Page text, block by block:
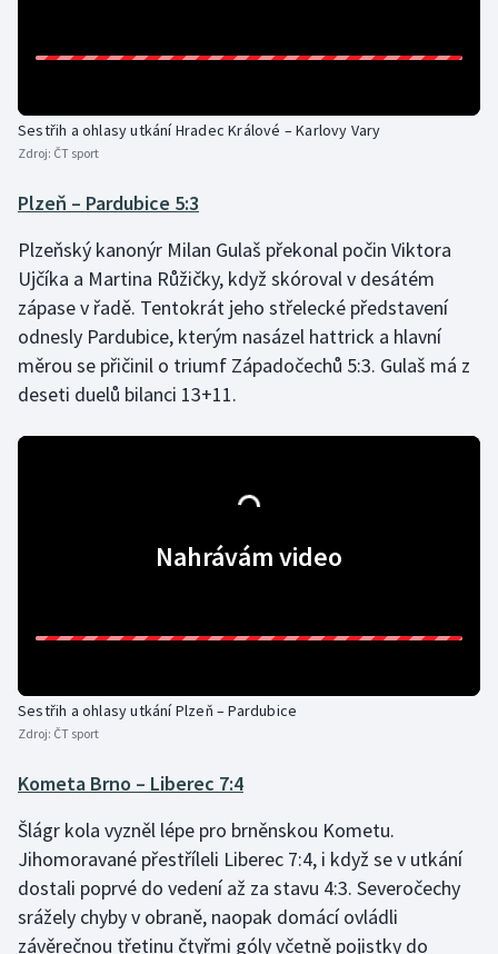
Triatlon
Vodní slalom
Volejbal
Ostatní
Sestřih a ohlasy utkání Hradec Králové – Karlovy Vary
Zdroj: ČT sport
Plzeň – Pardubice 5:3
Plzeňský kanonýr Milan Gulaš překonal počin Viktora
Ujčíka a Martina Růžičky, když skóroval v desátém
zápase v řadě. Tentokrát jeho střelecké představení
odnesly Pardubice, kterým nasázel hattrick a hlavní
měrou se přičinil o triumf Západočechů 5:3. Gulaš má z
deseti duelů bilanci 13+11.
Nahrávám video
Sestřih a ohlasy utkání Plzeň – Pardubice
Zdroj: ČT sport
Kometa Brno – Liberec 7:4
Šlágr kola vyzněl lépe pro brněnskou Kometu.
Jihomoravané přestříleli Liberec 7:4, i když se v utkání
dostali poprvé do vedení až za stavu 4:3. Severočechy
srážely chyby v obraně, naopak domácí ovládli
závěrečnou třetinu čtyřmi góly včetně pojistky do